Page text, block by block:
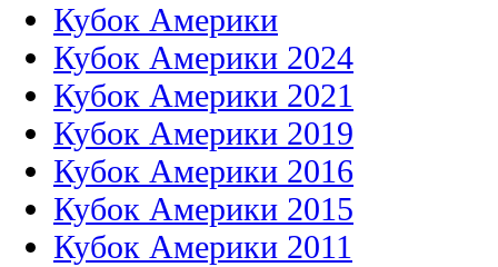
Кубок Америки
Кубок Америки 2024
Кубок Америки 2021
Кубок Америки 2019
Кубок Америки 2016
Кубок Америки 2015
Кубок Америки 2011